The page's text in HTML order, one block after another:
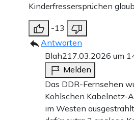
Kinderfressersprüchen
-13
Antworten
Blah2 17.03.2026 um
Melden
Das DDR-Fernsehen
Kohlschen Kabelnetz-
im Westen